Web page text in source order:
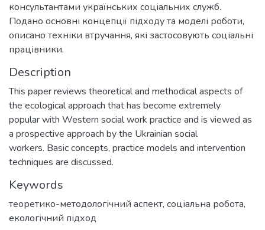
консультантами українських соціальних служб.
Подано основні концепції підходу та моделі роботи,
описано техніки втручання, які застосовують соціальні
працівники.
Description
This paper reviews theoretical and methodical aspects of
the ecological approach that has become extremely
popular with Western social work practice and is viewed as
a prospective approach by the Ukrainian social
workers. Basic concepts, practice models and intervention
techniques are discussed.
Keywords
теоретико-методологічний аспект, соціальна робота,
екологічний підход